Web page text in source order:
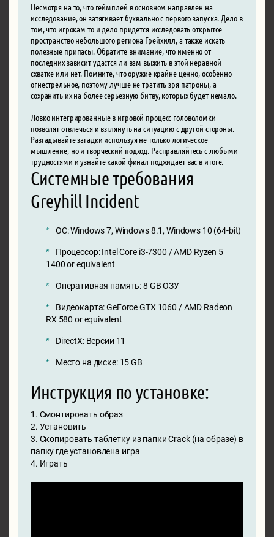
Несмотря на то, что геймплей в основном направлен на
исследование, он затягивает буквально с первого запуска. Дело в
том, что игрокам то и дело придется исследовать открытое
пространство небольшого региона Грейхилл, а также искать
полезные припасы. Обратите внимание, что именно от
последних зависит удастся ли вам выжить в этой неравной
схватке или нет. Помните, что оружие крайне ценно, особенно
огнестрельное, поэтому лучше не тратить зря патроны, а
сохранить их на более серьезную битву, которых будет немало.
Ловко интегрированные в игровой процесс головоломки
позволят отвлечься и взглянуть на ситуацию с другой стороны.
Разгадывайте загадки используя не только логическое
мышление, но и творческий подход. Расправляйтесь с любыми
трудностями и узнайте какой финал поджидает вас в итоге.
Системные требования
Greyhill Incident
ОС: Windows 7, Windows 8.1, Windows 10 (64-bit)
Процессор: Intel Core i3-7300 / AMD Ryzen 5
1400 or equivalent
Оперативная память: 8 GB ОЗУ
Видеокарта: GeForce GTX 1060 / AMD Radeon
RX 580 or equivalent
DirectX: Версии 11
Место на диске: 15 GB
Инструкция по установке:
1. Смонтировать образ
2. Установить
3. Скопировать таблетку из папки Crack (на образе) в
папку где установлена игра
4. Играть